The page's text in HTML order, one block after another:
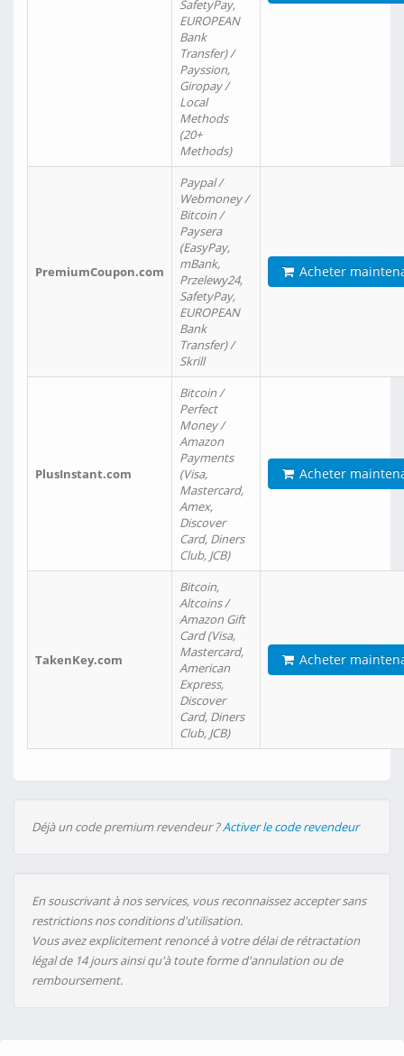
SafetyPay,
EUROPEAN
Bank
Transfer) /
Payssion,
Giropay /
Local
Methods
(20+
Methods)
PremiumCoupon.com
Paypal /
Webmoney /
Bitcoin /
Paysera
(EasyPay,
mBank,
Przelewy24,
SafetyPay,
EUROPEAN
Bank
Transfer) /
Skrill
Acheter
PlusInstant.com
Bitcoin /
Perfect
Money /
Amazon
Payments
(Visa,
Mastercard,
Amex,
Discover
Card, Diners
Club, JCB)
Acheter
TakenKey.com
Bitcoin,
Altcoins /
Amazon Gift
Card (Visa,
Mastercard,
American
Express,
Discover
Card, Diners
Club, JCB)
Acheter
Déjà un code premium revendeur ?Activer le code revendeur
En souscrivant à nos services, vous reconnaissez accepter sans
restrictions nos conditions d'utilisation.
Vous avez explicitement renoncé à votre délai de rétractation
légal de 14 jours ainsi qu'à toute forme d'annulation ou de
remboursement.